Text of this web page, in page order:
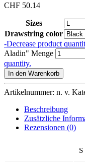
CHF 50.14
Sizes
Drawstring color
-Decrease product
Aladin" Menge
quantity.
In den Warenkorb
Artikelnummer: n. v.
Beschreibung
Zusätzliche
Rezensionen (0)
S